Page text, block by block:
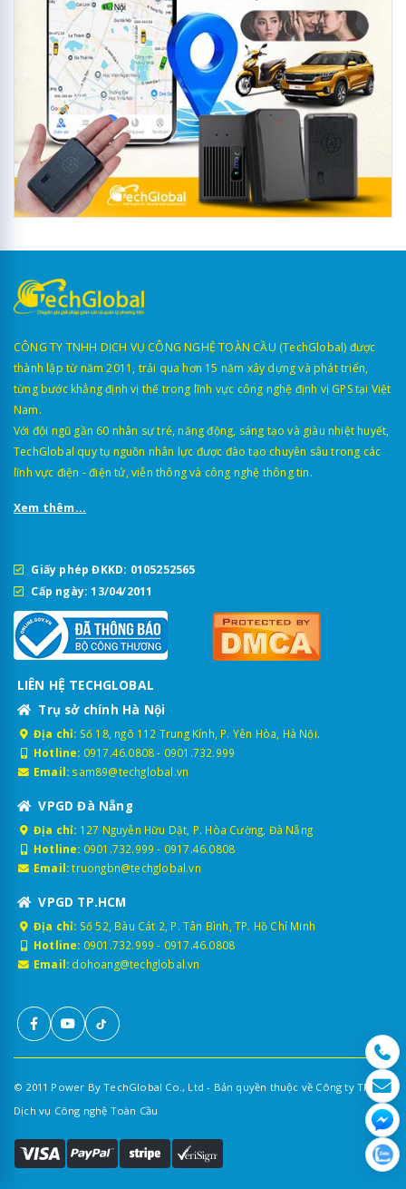
CÔNG TY TNHH DỊCH VỤ CÔNG NGHỆ TOÀN CẦU (TechGlobal) được
thành lập từ năm 2011, trải qua hơn 15 năm xây dựng và phát triển,
từng bước khẳng định vị thế trong lĩnh vực công nghệ định vị GPS tại Việt
Nam.
Với đội ngũ gần 60 nhân sự trẻ, năng động, sáng tạo và giàu nhiệt huyết,
TechGlobal quy tụ nguồn nhân lực được đào tạo chuyên sâu trong các
lĩnh vực điện - điện tử, viễn thông và công nghệ thông tin.
Xem thêm...
Giấy phép ĐKKD: 0105252565
Cấp ngày: 13/04/2011
LIÊN HỆ TECHGLOBAL
Trụ sở chính Hà Nội
Địa chỉ: Số 18, ngõ 112 Trung Kính, P. Yên Hòa, Hà Nội.
Hotline: 0917.46.0808- 0901.732.999
Email: sam89@techglobal.vn
VPGD Đà Nẵng
Địa chỉ: 127 Nguyễn Hữu Dật, P. Hòa Cường, Đà Nẵng
Hotline: 0901.732.999 - 0917.46.0808
Email: truongbn@techglobal.vn
VPGD TP.HCM
Địa chỉ: Số 52, Bàu Cát 2, P. Tân Bình, TP. Hồ Chí Minh
Hotline: 0901.732.999 - 0917.46.0808
Email: dohoang@techglobal.vn
© 2011 Power By TechGlobal Co., Ltd - Bản quyền thuộc về Công ty TNHH
Dịch vụ Công nghệ Toàn Cầu